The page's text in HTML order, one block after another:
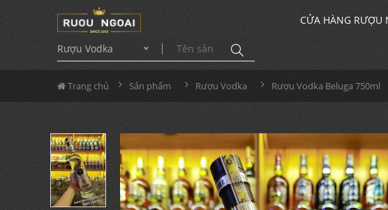
Rượu Vodka
CỬA HÀNG RƯỢU
Trang chủ Sản phẩm Rượu Vodka Rượu Vodka Beluga 750ml